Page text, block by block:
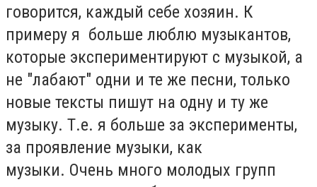
говорится, каждый себе хозяин. К
примеру я больше люблю музыкантов,
которые экспериментируют с музыкой, а
не "лабают" одни и те же песни, только
новые тексты пишут на одну и ту же
музыку. Т.е. я больше за эксперименты,
за проявление музыки, как
музыки. Очень много молодых групп